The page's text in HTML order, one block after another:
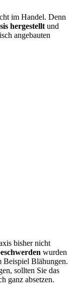
im Handel. Denn
hergestellt und
angebauten
bisher nicht
wurden
Beispiel Blähungen.
sollten Sie das
ganz absetzen.